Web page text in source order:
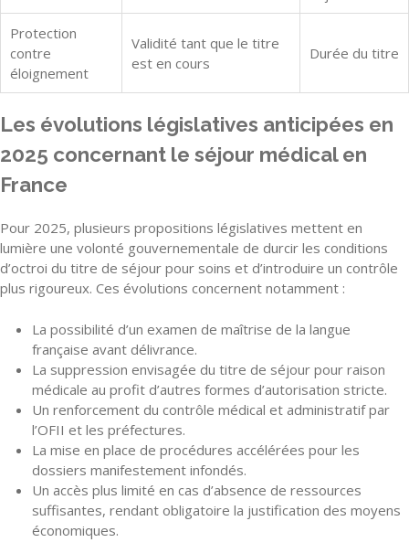
Protection
contre
éloignement
Validité tant que le titre
est en cours
Durée du titre
Les évolutions législatives anticipées en
2025 concernant le séjour médical en
France
Pour 2025, plusieurs propositions législatives mettent en
lumière une volonté gouvernementale de durcir les conditions
d’octroi du titre de séjour pour soins et d’introduire un contrôle
plus rigoureux. Ces évolutions concernent notamment :
La possibilité d’un examen de maîtrise de la langue
française avant délivrance.
La suppression envisagée du titre de séjour pour raison
médicale au profit d’autres formes d’autorisation stricte.
Un renforcement du contrôle médical et administratif par
l’OFII et les préfectures.
La mise en place de procédures accélérées pour les
dossiers manifestement infondés.
Un accès plus limité en cas d’absence de ressources
suffisantes, rendant obligatoire la justification des moyens
économiques.